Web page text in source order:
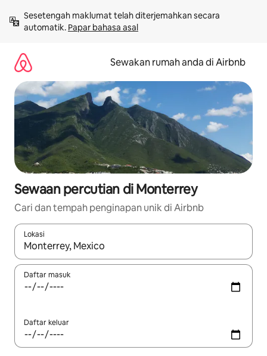
kandungan
Sesetengah maklumat telah diterjemahkan secara
automatik. Papar bahasa asal
Sewakan rumah anda di Airbnb
Sewaan percutian di Monterrey
Cari dan tempah penginapan unik di Airbnb
Lokasi
Apabila hasil tersedia, navigasi dengan kekunci anak panah
Daftar masuk
Daftar keluar